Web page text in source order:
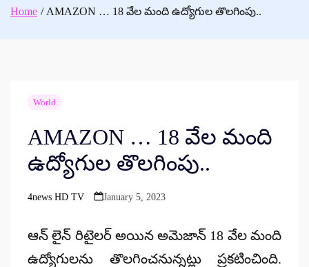
Home AMAZON … 18 వేల మంది ఉద్యోగుల తొలగింపు..
World
AMAZON … 18 వేల మంది
ఉద్యోగుల తొలగింపు..
Posted
4news HD TV January 5, 2023
ఆన్ లైన్ రిటైలర్ అయిన అమెజాన్ 18 వేల మంది
ఉద్యోగులను తొలగించనున్నట్లు ప్రకటించింది.